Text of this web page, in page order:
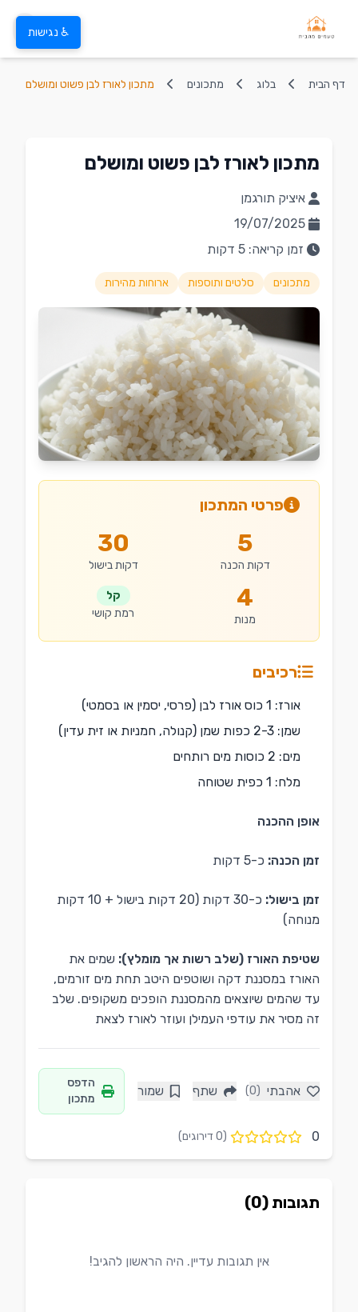
דף הבית בלוג מתכונים מתכון לאורז לבן פשוט ומושלם
מתכון לאורז לבן פשוט ומושלם
איציק תורגמן
19/07/2025
זמן קריאה: 5 דקות
מתכונים סלטים ותוספות ארוחות מהירות
פרטי המתכון
5
דקות הכנה
30
דקות בישול
4
מנות
קל
רמת קושי
רכיבים
אורז: 1 כוס אורז לבן (פרסי, יסמין או בסמטי)
שמן: 2-3 כפות שמן (קנולה, חמניות או זית עדין)
מים: 2 כוסות מים רותחים
מלח: 1 כפית שטוחה
אופן ההכנה
זמן הכנה: כ-5 דקות
זמן בישול:
כ-30 דקות (20 דקות בישול + 10 דקות
מנוחה)
שטיפת האורז (שלב רשות אך מומלץ): שמים את
האורז במסננת דקה ושוטפים היטב תחת מים זורמים,
עד שהמים שיוצאים מהמסננת הופכים משקופים. שלב
זה מסיר את עודפי העמילן ועוזר לאורז לצאת
אהבתי (0) שתף שמור
הדפס
מתכון
0
(
0 דירוגים)
תגובות (0)
אין תגובות עדיין. היה הראשון להגיב!
♿ נגישות